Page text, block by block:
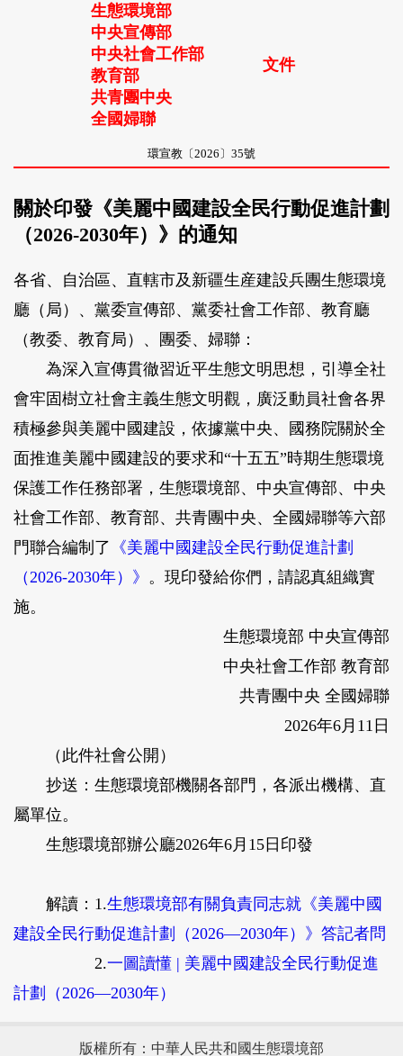
生態環境部
中央宣傳部
中央社會工作部
教育部
共青團中央
全國婦聯
文件
環宣教〔2026〕35號
關於印發《美麗中國建設全民行動促進計劃
（2026-2030年）》的通知
各省、自治區、直轄市及新疆生産建設兵團生態環境
廳（局）、黨委宣傳部、黨委社會工作部、教育廳
（教委、教育局）、團委、婦聯：
為深入宣傳貫徹習近平生態文明思想，引導全社
會牢固樹立社會主義生態文明觀，廣泛動員社會各界
積極參與美麗中國建設，依據黨中央、國務院關於全
面推進美麗中國建設的要求和“十五五”時期生態環境
保護工作任務部署，生態環境部、中央宣傳部、中央
社會工作部、教育部、共青團中央、全國婦聯等六部
門聯合編制了 《美麗中國建設全民行動促進計劃
（2026-2030年）》 。現印發給你們，請認真組織實
施。
生態環境部 中央宣傳部
中央社會工作部 教育部
共青團中央 全國婦聯
2026年6月11日
（此件社會公開）
抄送：生態環境部機關各部門，各派出機構、直
屬單位。
生態環境部辦公廳2026年6月15日印發
解讀： 1.生態環境部有關負責同志就《美麗中國
建設全民行動促進計劃（2026—2030年）》答記者問
2.一圖讀懂 | 美麗中國建設全民行動促進
計劃（2026—2030年）
版權所有：中華人民共和國生態環境部